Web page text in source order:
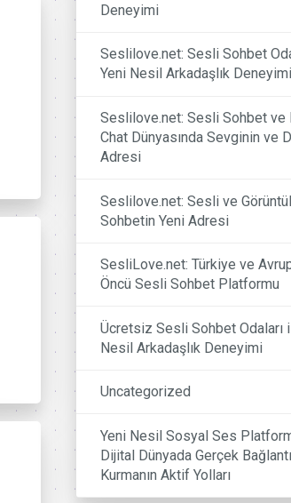
Deneyimi
Seslilove.net: Sesli Sohbet
Yeni Nesil Arkadaşlık Deneyimi
Seslilove.net: Sesli Sohbet ve
Chat Dünyasında Sevginin ve
Adresi
Seslilove.net: Sesli ve
Sohbetin Yeni Adresi
SesliLove.net: Türkiye ve
Öncü Sesli Sohbet Platformu
Ücretsiz Sesli Sohbet Odaları
Nesil Arkadaşlık Deneyimi
Uncategorized
Yeni Nesil Sosyal Ses
Dijital Dünyada Gerçek
Kurmanın Aktif Yolları